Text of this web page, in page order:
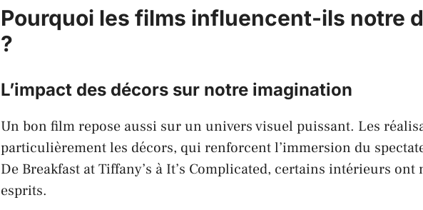
Pourquoi les films influencent-ils notre
?
L’impact des décors sur notre imagination
Un bon film repose aussi sur un univers visuel puissant. Les
particulièrement les décors, qui renforcent l’immersion du
De Breakfast at Tiffany’s à It’s Complicated, certains intérieurs ont
esprits.